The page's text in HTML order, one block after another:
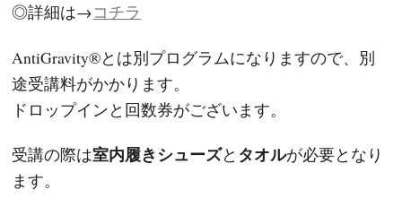
◎詳細は→コチラ
AntiGravity®とは別プログラムになりますので、別
途受講料がかかります。
ドロップインと回数券がございます。
受講の際は室内履きシューズと タオルが必要となり
ます。